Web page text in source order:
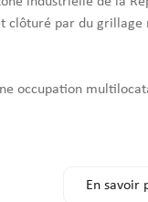
clôturé par du
occupation
En savoir